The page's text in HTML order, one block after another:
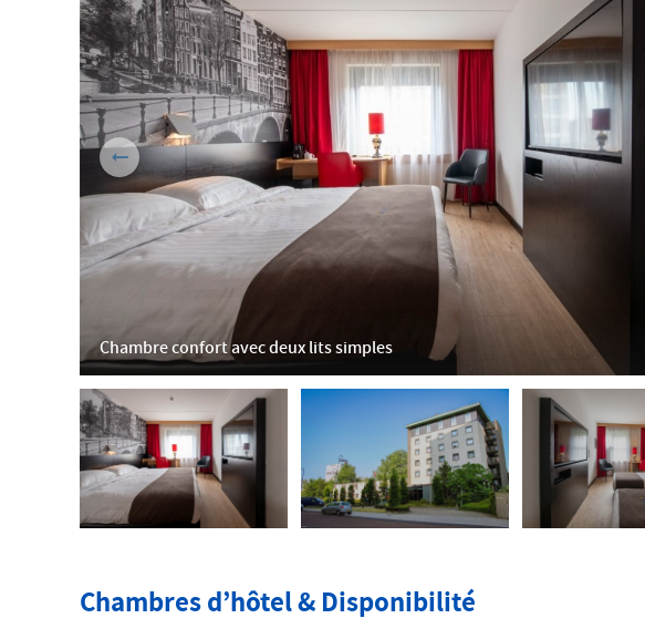
Chambre confort avec deux lits simples
Chambres d’hôtel & Disponibilité